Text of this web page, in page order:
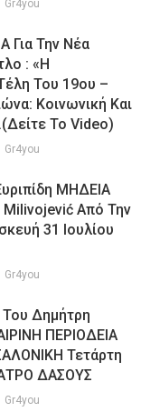
Gr4you
Για Την Νέα
: «Η
Του 19ου –
Κοινωνική Και
Το Video)
Gr4you
ΜΗΔΕΙΑ
Milivojević Από Την
31 Ιουλίου
Gr4you
Δημήτρη
ΠΕΡΙΟΔΕΙΑ
Τετάρτη
ΔΑΣΟΥΣ
Gr4you